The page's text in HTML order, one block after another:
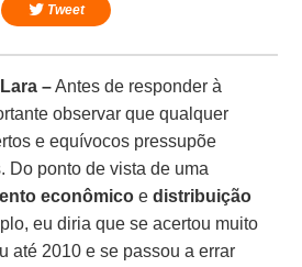
Tweet
–Antes de responder à
observar que qualquer
e equívocos pressupõe
Do ponto de vista de uma
econômico edistribuição
eu diria que se acertou muito
até 2010 e se passou a errar